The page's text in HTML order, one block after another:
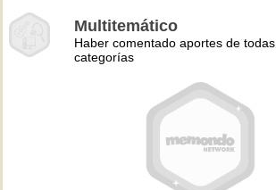
Multitemático
Haber comentado aportes de
categorías